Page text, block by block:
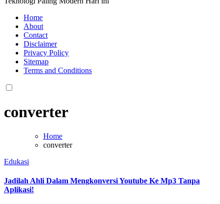
Home
About
Contact
Disclaimer
Privacy Policy
Sitemap
Terms and Conditions
converter
Home
converter
Edukasi
Jadilah Ahli Dalam Mengkonversi Youtube Ke Mp3 Tanpa
Aplikasi!